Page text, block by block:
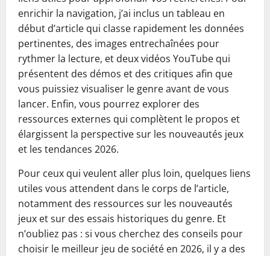
enrichir la navigation, j’ai inclus un tableau en
début d’article qui classe rapidement les données
pertinentes, des images entrechaînées pour
rythmer la lecture, et deux vidéos YouTube qui
présentent des démos et des critiques afin que
vous puissiez visualiser le genre avant de vous
lancer. Enfin, vous pourrez explorer des
ressources externes qui complètent le propos et
élargissent la perspective sur les nouveautés jeux
et les tendances 2026.
Pour ceux qui veulent aller plus loin, quelques liens
utiles vous attendent dans le corps de l’article,
notamment des ressources sur les nouveautés
jeux et sur des essais historiques du genre. Et
n’oubliez pas : si vous cherchez des conseils pour
choisir le meilleur jeu de société en 2026, il y a des